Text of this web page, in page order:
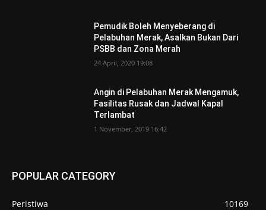
Pemudik Boleh Menyeberang di
Pelabuhan Merak, Asalkan Bukan Dari
PSBB dan Zona Merah
24 April, 2020 19:08
Angin di Pelabuhan Merak Mengamuk,
Fasilitas Rusak dan Jadwal Kapal
Terlambat
1 November, 2019 16:42
POPULAR CATEGORY
Peristiwa
10169